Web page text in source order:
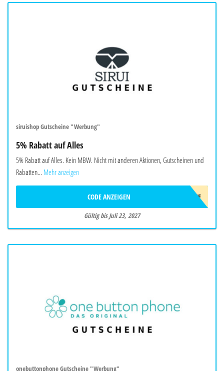
siruishop Gutscheine "Werbung"
5% Rabatt auf Alles
5% Rabatt auf Alles. Kein MBW. Nicht mit anderen Aktionen, Gutscheinen und
Rabatten... Mehr anzeigen
AFF5OFF
CODE ANZEIGEN
Gültig bis Juli 23, 2027
onebuttonphone Gutscheine "Werbung"